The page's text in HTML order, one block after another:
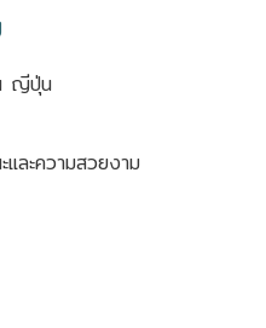
ญีปุ่น
ละความสวยงาม